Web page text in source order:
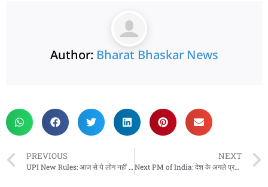
Author: Bharat Bhaskar News
PREVIOUS
UPI New Rules: आज से ये लोग नहीं कर पाएंगे UPI पेमेंट! बदल गए नियम
NEXT
Next PM of India: देश के अगले प्रधानमंत्री बनेंगे मुख्यमंत्री योगी आदित्यनाथ! जानें क्या बोले उत्तर प्रदेश के CM…